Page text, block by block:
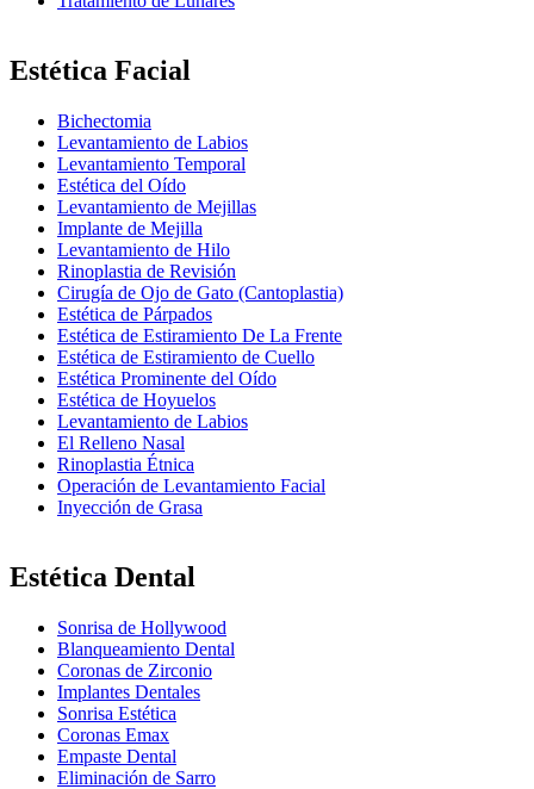
Estética Facial
Bichectomia
Levantamiento de Labios
Levantamiento Temporal
Estética del Oído
Levantamiento de Mejillas
Implante de Mejilla
Levantamiento de Hilo
Rinoplastia de Revisión
Cirugía de Ojo de Gato (Cantoplastia)
Estética de Párpados
Estética de Estiramiento De La Frente
Estética de Estiramiento de Cuello
Estética Prominente del Oído
Estética de Hoyuelos
Levantamiento de Labios
El Relleno Nasal
Rinoplastia Étnica
Operación de Levantamiento Facial
Inyección de Grasa
Estética Dental
Sonrisa de Hollywood
Blanqueamiento Dental
Coronas de Zirconio
Implantes Dentales
Sonrisa Estética
Coronas Emax
Empaste Dental
Eliminación de Sarro